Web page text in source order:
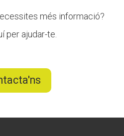
més informació?
per ajudar-te.